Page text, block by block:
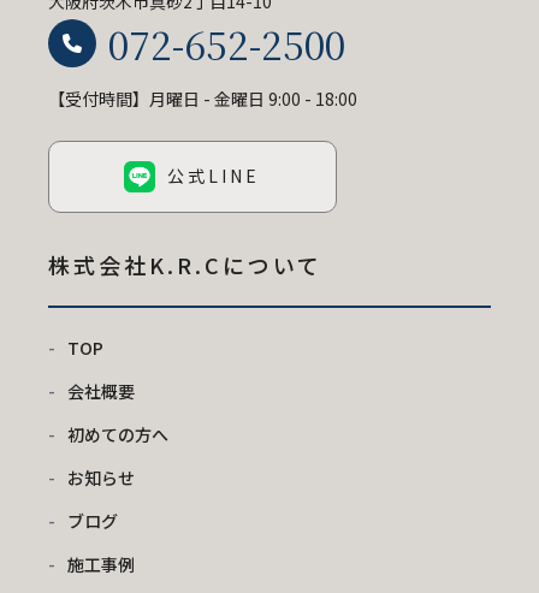
072-652-2500
【受付時間】月曜日 - 金曜日 9:00 - 18:00
公式LINE
株式会社K.R.C について
TOP
会社概要
初めての方へ
お知らせ
ブログ
施工事例